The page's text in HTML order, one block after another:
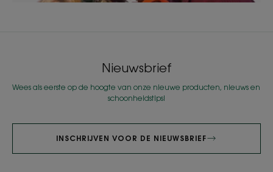
Nieuwsbrief
Wees als eerste op de hoogte van onze nieuwe producten, nieuws en
schoonheidstips!
INSCHRIJVEN VOOR DE NIEUWSBRIEF